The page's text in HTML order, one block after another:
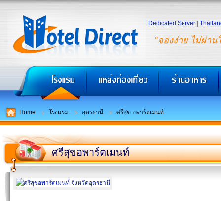
"จองง่าย ไม่ผ่าน
Dedicated Server
Home โรงแรม อุดรธานี ศรีสุข อพาร์ตเมนท์
ศรีสุขอพาร์ตเมนท์